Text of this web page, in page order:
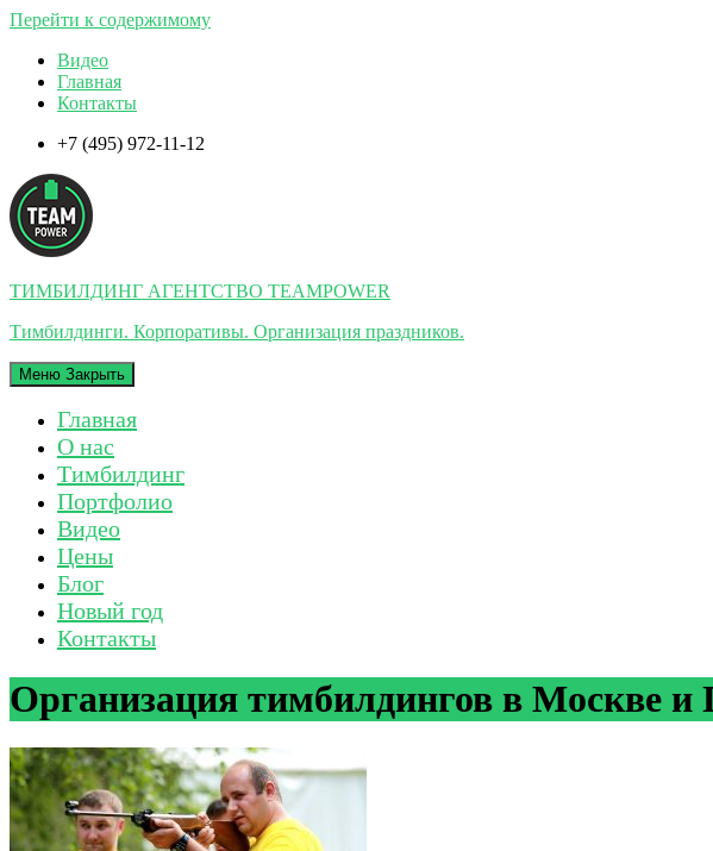
Перейти к содержимому
Видео
Главная
Контакты
+7 (495) 972-11-12
ТИМБИЛДИНГ АГЕНТСТВО TEAMPOWER
Тимбилдинги. Корпоративы. Организация праздников.
Меню Закрыть
Главная
О нас
Тимбилдинг
Портфолио
Видео
Цены
Блог
Новый год
Контакты
Организация тимбилдингов в Москве и